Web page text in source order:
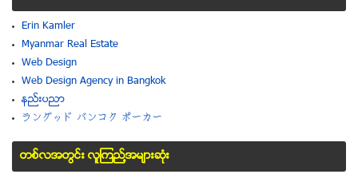
Erin Kamler
Myanmar Real Estate
Web Design
Web Design Agency in Bangkok
နည္းပညာ
ラングッド バンコク ポーカー
တစ္လအတြင္း လူၾကည္႔အမ်ားဆံုး